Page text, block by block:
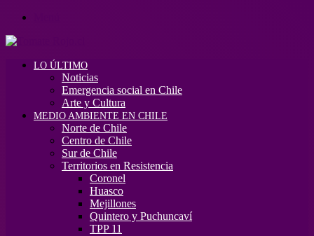
LO ÚLTIMO
Noticias
Emergencia social en Chile
Arte y Cultura
MEDIO AMBIENTE EN CHILE
Norte de Chile
Centro de Chile
Sur de Chile
Territorios en Resistencia
Coronel
Huasco
Mejillones
Quintero y Puchuncaví
TPP 11